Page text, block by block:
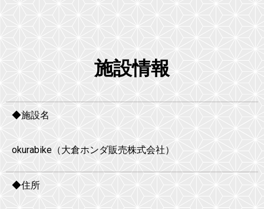
施設情報
◆施設名
okurabike（大倉ホンダ販売株式会社）
◆住所